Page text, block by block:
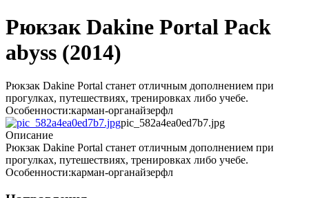
Рюкзак Dakine Portal Pack
abyss (2014)
Рюкзак Dakine Portal станет отличным дополнением при
прогулках, путешествиях, тренировках либо учебе.
Особенности:карман-органайзерфл
pic_582a4ea0ed7b7.jpg
Описание
Рюкзак Dakine Portal станет отличным дополнением при
прогулках, путешествиях, тренировках либо учебе.
Особенности:карман-органайзерфл